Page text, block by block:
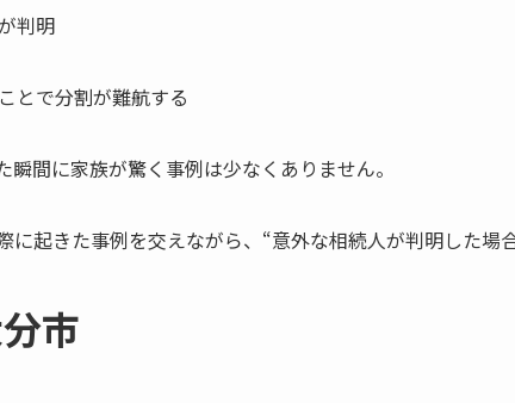
判明
で分割が難航する
瞬間に家族が驚く事例は少なくありません。
に起きた事例を交えながら、“意外な相続人が判明した場
市